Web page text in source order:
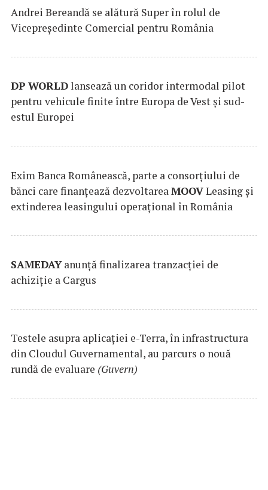
Andrei Bereandă se alătură Super în rolul de
Vicepreședinte Comercial pentru România
DP WORLDlansează un coridor intermodal pilot
pentru vehicule finite între Europa de Vest și sud-
estul Europei
Exim Banca Românească, parte a consorțiului de
bănci care finanțează dezvoltareaMOOVLeasing și
extinderea leasingului operațional în România
SAMEDAYanunță finalizarea tranzacției de
achiziție a Cargus
Testele asupra aplicaţiei e-Terra, în infrastructura
din Cloudul Guvernamental, au parcurs o nouă
rundă de evaluare (Guvern)